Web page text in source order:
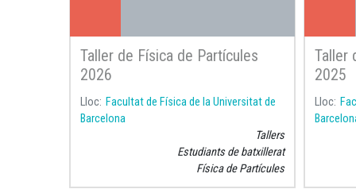
Taller de Física de Partícules
2026
Lloc Facultat de Física de la Universitat de
Barcelona
Tallers
Estudiants de batxillerat
Física de Partícules
Taller
2025
Lloc